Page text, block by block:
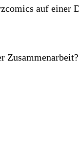
auf einer
Zusammenarbeit?